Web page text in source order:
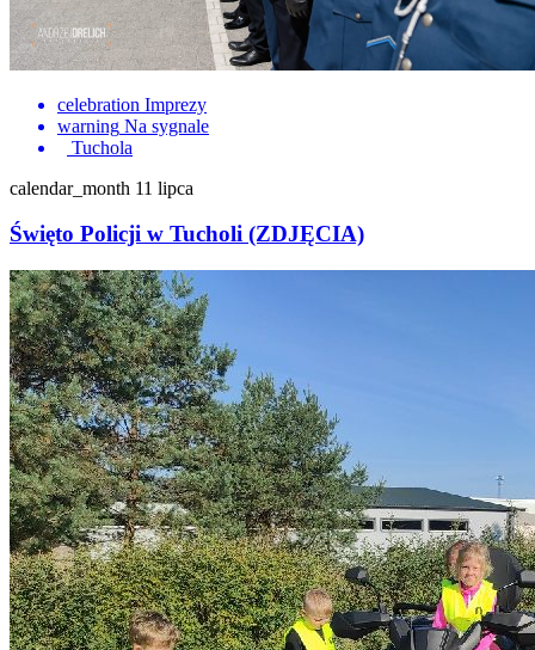
celebration Imprezy
warning Na sygnale
Tuchola
calendar_month 11 lipca
Święto Policji w Tucholi (ZDJĘCIA)